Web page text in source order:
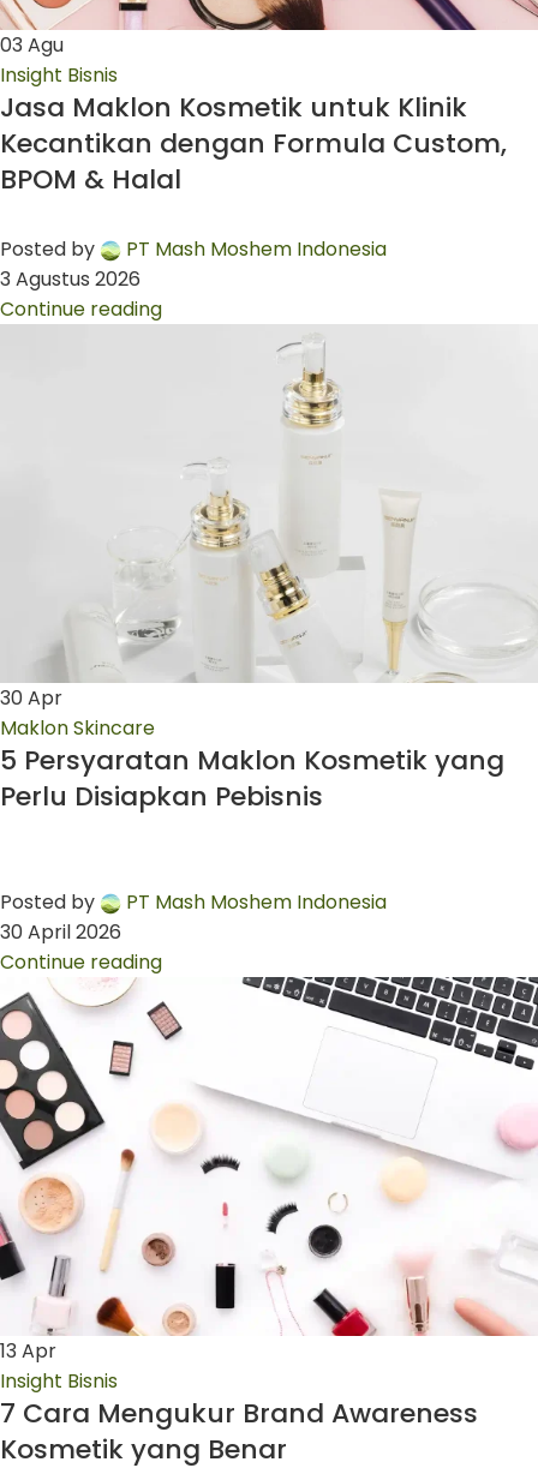
03 Agu
Insight Bisnis
Jasa Maklon Kosmetik untuk Klinik
Kecantikan dengan Formula Custom,
BPOM & Halal
Posted by
PT Mash Moshem Indonesia
3 Agustus 2026
Continue reading
30Apr
Maklon Skincare
5 Persyaratan Maklon Kosmetik yang
Perlu Disiapkan Pebisnis
Posted by
PT Mash Moshem Indonesia
30 April 2026
Continue reading
13 Apr
Insight Bisnis
7 Cara Mengukur Brand Awareness
Kosmetik yang Benar